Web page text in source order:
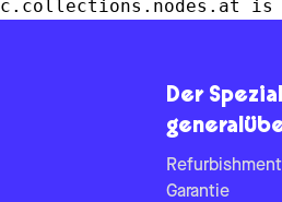
c.collections.nodes.at is
Der
Refurbishment
Garantie